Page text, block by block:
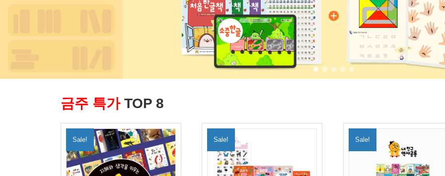
금주 특가 TOP 8
Sale! Sale! Sale!